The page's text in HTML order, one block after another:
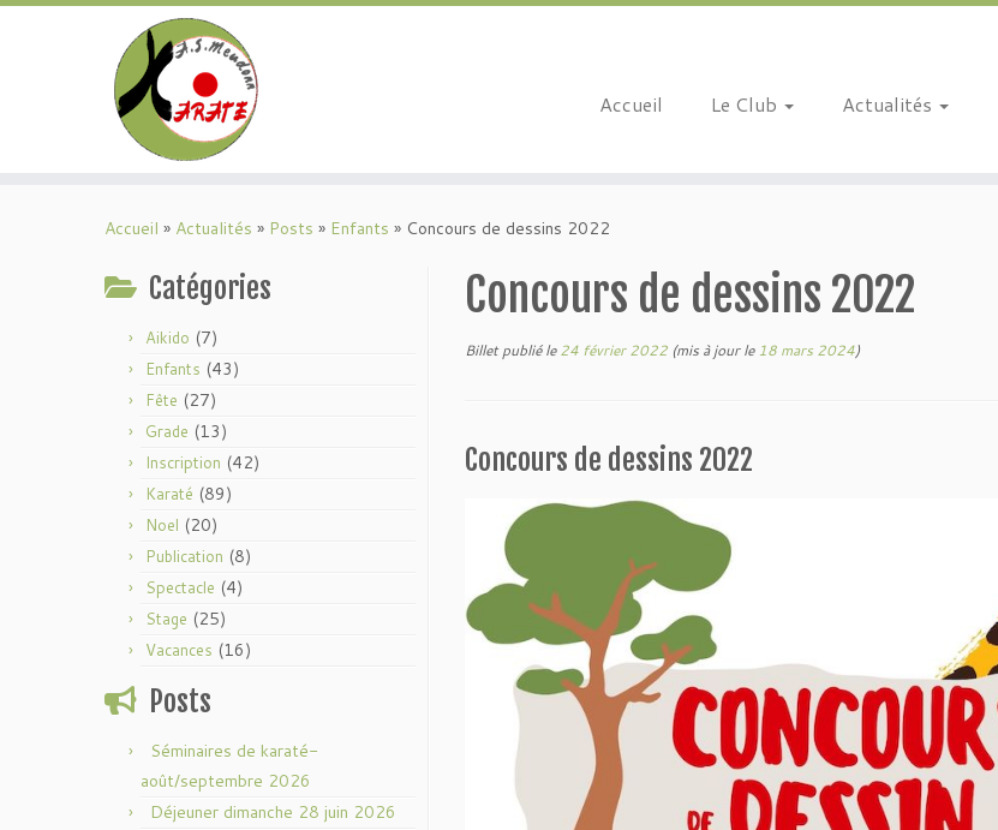
Accueil Le Club Actualités
Accueil » Actualités » Posts » Enfants » Concours de dessins 2022
Catégories
Aikido (7)
Enfants (43)
Fête (27)
Grade (13)
Inscription (42)
Karaté (89)
Noel (20)
Publication (8)
Spectacle (4)
Stage (25)
Vacances (16)
Posts
Séminaires de karaté-
août/septembre 2026
Déjeuner dimanche 28 juin 2026
Concours de dessins 2022
Billet publié le24 février 2022 (mis à jour le 18 mars 2024)
Concours de dessins 2022